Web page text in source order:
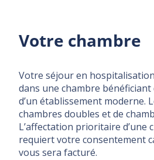
Votre chambre
Votre séjour en
dans une chambre
d’un établissement moderne.
chambres doubles et de
L’affectation prioritaire d’une
requiert votre consentement
vous sera facturé.